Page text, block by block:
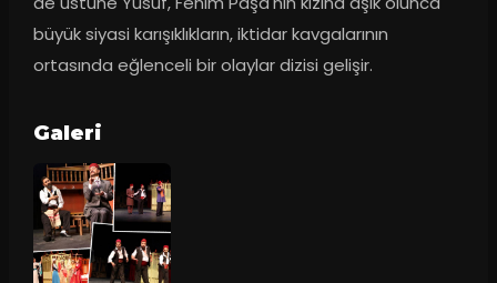
büyük siyasi karışıklıkların, iktidar kavgalarının
ortasında eğlenceli bir olaylar dizisi gelişir.
Galeri